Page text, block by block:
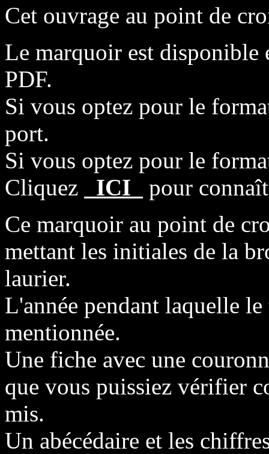
Cet ouvrage au point de
Le marquoir est disponible
PDF.
Si vous optez pour le
port.
Si vous optez pour le
Cliquez
ICI
pour
Ce marquoir au point de
mettant les initiales de la
laurier.
L'année pendant laquelle
mentionnée.
Une fiche avec une
que vous puissiez vérifier
mis.
Un abécédaire et les